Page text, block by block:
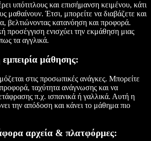
υπότιτλους και επισήμανση κειμένου, κάτι
μαθαίνουν. Έτσι, μπορείτε να διαβάζετε και
βελτιώνοντας κατανόηση και προφορά.
προσέγγιση ενισχύει την εκμάθηση μιας
τα αγγλικά.
μάθησης:
στις προσωπικές ανάγκες. Μπορείτε
ταχύτητα ανάγνωσης και να
π.χ. ισπανικά ή γαλλικά. Αυτή η
την απόδοση και κάνει το μάθημα πιο
αρχεία & πλατφόρμες: